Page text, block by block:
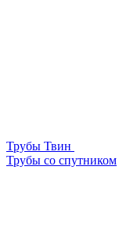
Трубы Твин
Трубы со спутником